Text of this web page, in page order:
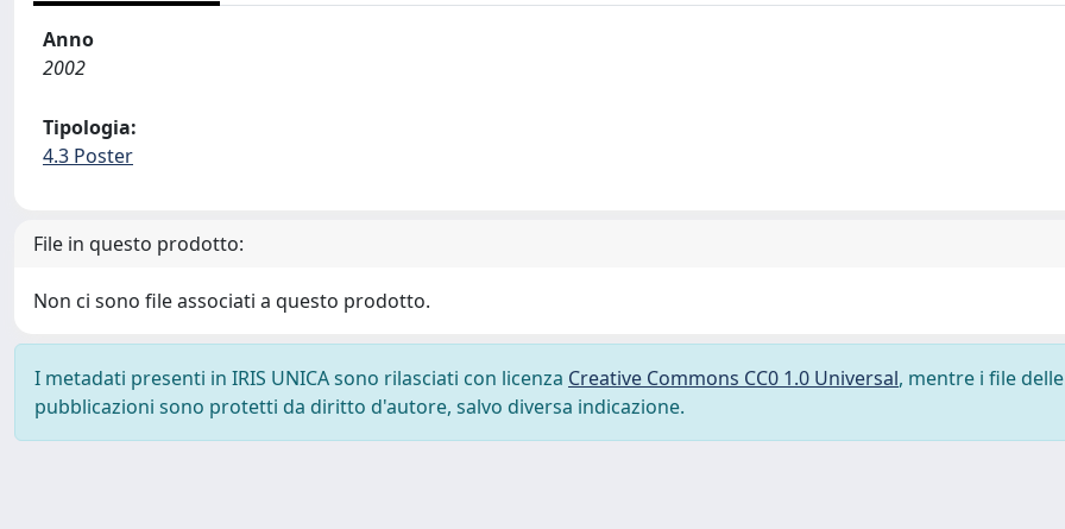
Anno
2002
Tipologia:
4.3 Poster
File in questo prodotto:
Non ci sono file associati a questo prodotto.
I metadati presenti in IRIS UNICA sono rilasciati con licenza Creative Commons CC0 1.0 Universal, mentre i file delle
pubblicazioni sono protetti da diritto d'autore, salvo diversa indicazione.